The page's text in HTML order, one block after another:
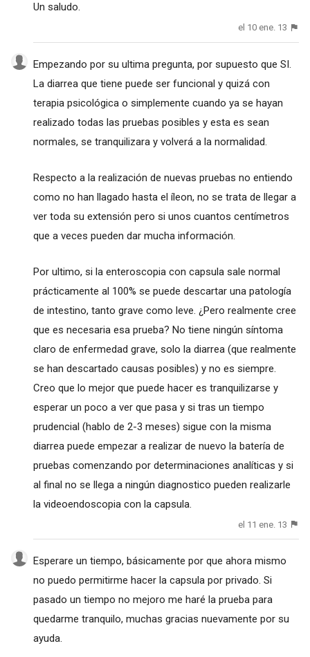
Un saludo.
el 10 ene. 13
Empezando por su ultima pregunta, por supuesto que SI.
La diarrea que tiene puede ser funcional y quizá con
terapia psicológica o simplemente cuando ya se hayan
realizado todas las pruebas posibles y esta es sean
normales, se tranquilizara y volverá a la normalidad.
Respecto a la realización de nuevas pruebas no entiendo
como no han llagado hasta el íleon, no se trata de llegar a
ver toda su extensión pero si unos cuantos centímetros
que a veces pueden dar mucha información.
Por ultimo, si la enteroscopia con capsula sale normal
prácticamente al 100% se puede descartar una patología
de intestino, tanto grave como leve. ¿Pero realmente cree
que es necesaria esa prueba? No tiene ningún síntoma
claro de enfermedad grave, solo la diarrea (que realmente
se han descartado causas posibles) y no es siempre.
Creo que lo mejor que puede hacer es tranquilizarse y
esperar un poco a ver que pasa y si tras un tiempo
prudencial (hablo de 2-3 meses) sigue con la misma
diarrea puede empezar a realizar de nuevo la batería de
pruebas comenzando por determinaciones analíticas y si
al final no se llega a ningún diagnostico pueden realizarle
la videoendoscopia con la capsula.
el 11 ene. 13
Esperare un tiempo, básicamente por que ahora mismo
no puedo permitirme hacer la capsula por privado. Si
pasado un tiempo no mejoro me haré la prueba para
quedarme tranquilo, muchas gracias nuevamente por su
ayuda.